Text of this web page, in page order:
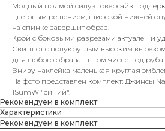
Модный прямой силуэт оверсайз
цветовым решением, широкой нижней
на спинке завершит образ.
Крой с боковыми разрезами актуален и
Свитшот с полукруглым высоким
для любого образа - в том числе под
Внизу наклейка маленькая круглая
На фото представлен комплект: Джинсы
1SumW "синий".
Рекомендуем в комплект
Характеристики
Рекомендуем в комплект